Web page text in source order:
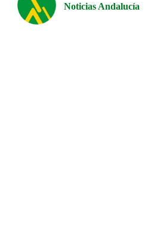
Noticias Andalucía